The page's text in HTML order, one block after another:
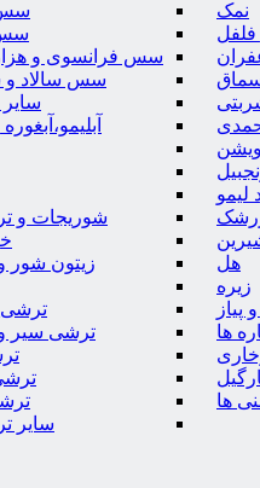
نمک
فلفل
آویشن
لیمو
هل
زیره
پیاز
ها
ها
سس
سس فرانسوی و
سس سالاد و
شوریجات و
زیتون شور
ترشی سیر
سایر